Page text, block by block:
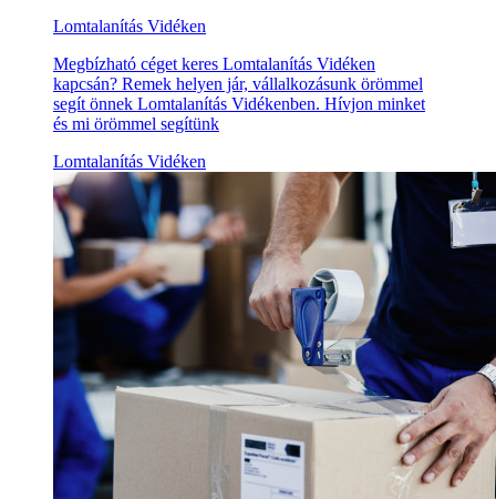
Lomtalanítás Vidéken
Megbízható céget keres Lomtalanítás Vidéken
kapcsán? Remek helyen jár, vállalkozásunk örömmel
segít önnek Lomtalanítás Vidékenben. Hívjon minket
és mi örömmel segítünk
Lomtalanítás Vidéken